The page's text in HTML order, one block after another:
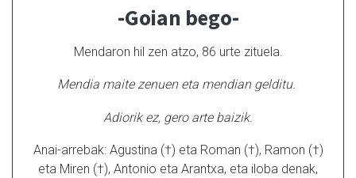
-Goian bego-
Mendaron hil zen atzo, 86 urte zituela.
Mendia maite zenuen eta mendian gelditu.
Adiorik ez, gero arte baizik.
Anai-arrebak: Agustina (†) eta Roman (†), Ramon (†)
eta Miren (†), Antonio eta Arantxa, eta iloba denak,